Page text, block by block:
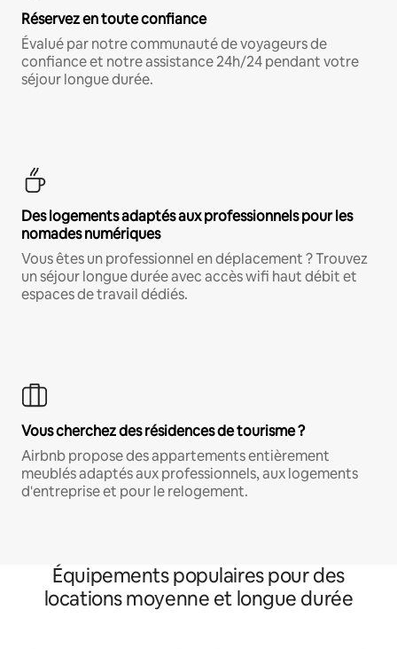
Réservez en toute confiance
Évalué par notre communauté de voyageurs de
confiance et notre assistance 24h/24 pendant votre
séjour longue durée.
Des logements adaptés aux professionnels pour les
nomades numériques
Vous êtes un professionnel en déplacement ? Trouvez
un séjour longue durée avec accès wifi haut débit et
espaces de travail dédiés.
Vous cherchez des résidences de tourisme ?
Airbnb propose des appartements entièrement
meublés adaptés aux professionnels, aux logements
d'entreprise et pour le relogement.
Équipements populaires pour des
locations moyenne et longue durée